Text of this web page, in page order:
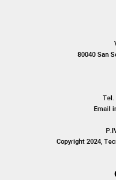
80040 San
Tel.
Email
Copyright 2024,